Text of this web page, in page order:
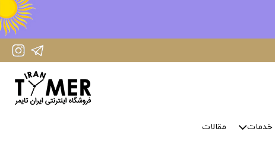
IranTimer Instagram Page
خدمات مقالات